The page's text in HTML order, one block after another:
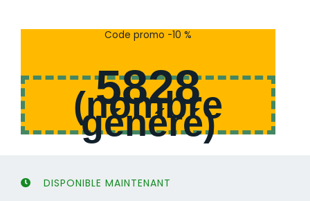
s
s
Code promo -10 %
5828
(nombre
généré)
DISPONIBLE MAINTENANT